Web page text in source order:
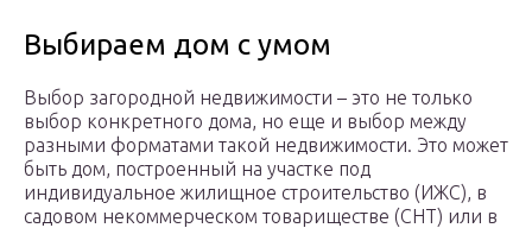
Выбираем дом с умом
Выбор загородной недвижимости – это не только
выбор конкретного дома, но еще и выбор между
разными форматами такой недвижимости. Это может
быть дом, построенный на участке под
индивидуальное жилищное строительство (ИЖС), в
садовом некоммерческом товариществе (СНТ) или в